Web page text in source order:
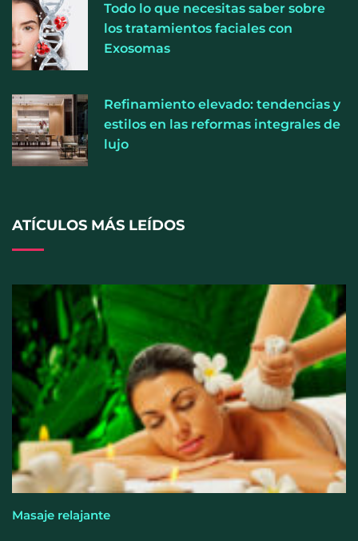
fuerza y la salud ganan terreno a la clásica
‘pérdida de peso’, según Distrito Estudio
selección de perfumería nicho
Todo lo que necesitas saber sobre
los tratamientos faciales con
Exosomas
Refinamiento elevado: tendencias y
estilos en las reformas integrales de
lujo
ATÍCULOS MÁS LEÍDOS
Masaje relajante